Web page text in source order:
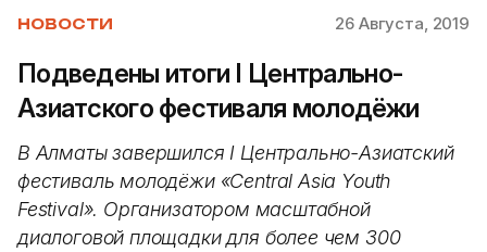
НОВОСТИ 26 Августа, 2019
Подведены итоги I Центрально-
Азиатского фестиваля молодёжи
В Алматы завершился I Центрально-Азиатский
фестиваль молодёжи «Central Asia Youth
Festival». Организатором масштабной
диалоговой площадки для более чем 300